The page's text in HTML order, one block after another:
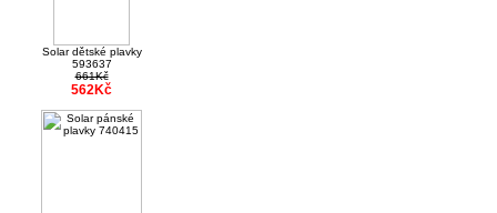
Solar dětské plavky
593637
661Kč
562Kč